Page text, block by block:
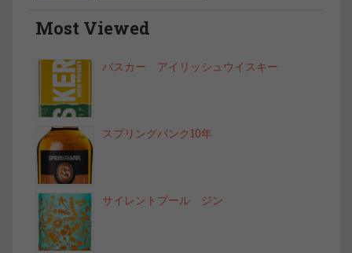
Most Viewed
バスカー アイリッシュウイスキー
スプリングバンク10年
サイレントプール ジン